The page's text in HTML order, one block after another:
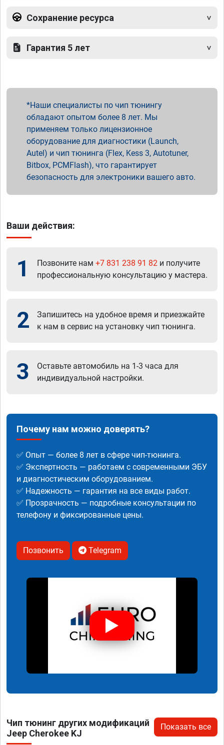
Сохранение ресурса
Гарантия 5 лет
Наши специалисты по чип тюнингу
обладают опытом более 8 лет. Мы
применяем только лицензионное
оборудование для диагностики (Launch,
Autel) и чип тюнинга (Flex, Kess 3, Autotuner,
Bitbox, PCMFlash), что гарантирует
безопасность для электроники вашего авто.
Ваши действия:
1 Позвоните нам +7 831 238 91 82 и получите
профессиональную консультацию у мастера.
2
Запишитесь на удобное время и приезжайте
к нам в сервис на установку чип тюнинга.
3
Оставьте автомобиль на 1-3 часа для
индивидуальной настройки.
Почему нам можно доверять?
✅ Опыт — более 8 лет в сфере чип-тюнинга.
✅ Экспертность — работаем с современными ЭБУ
и диагностическим оборудованием.
✅ Надежность — гарантия на все виды работ.
✅ Прозрачность — подробные консультации по
телефону и фиксированные цены.
Позвонить Telegram
Чип тюнинг других модификаций
Jeep Cherokee KJ
Показать все